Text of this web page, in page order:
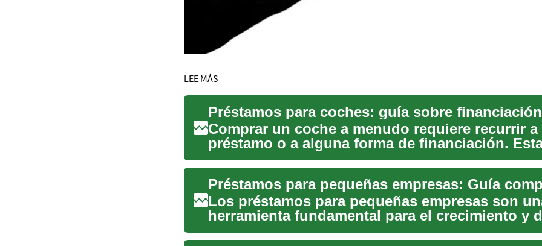
LEE MÁS
Comprar un coche a menudo requiere recurrir a
préstamo o a alguna forma de financiación.
explica en térm...
Los préstamos para pequeñas empresas son
herramienta fundamental para el crecimiento y
de los negocios...